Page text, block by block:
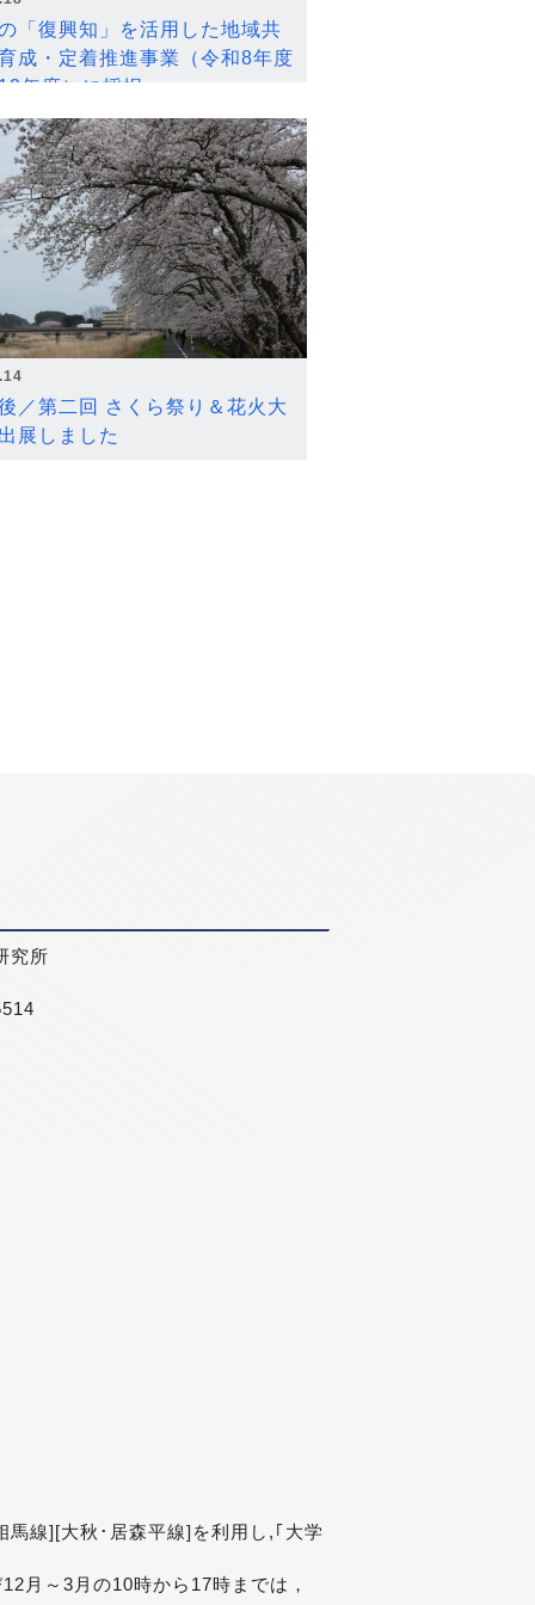
「復興知」を活用した地域共
成・定着推進事業（令和8年度
年度）に採択
／第二回 さくら祭り＆花火大
展しました
究所
線][大秋･居森平線]を利用し,｢大学
月～3月の10時から17時までは，